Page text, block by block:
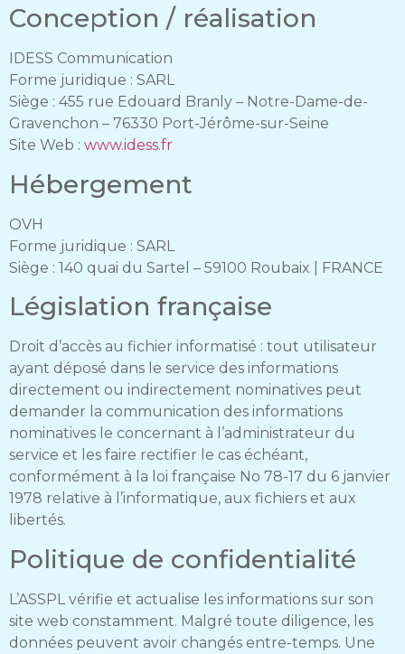
Conception / réalisation
IDESS Communication
Forme juridique : SARL
Siège : 455 rue Edouard Branly – Notre-Dame-de-
Gravenchon – 76330 Port-Jérôme-sur-Seine
Site Web : www.idess.fr
Hébergement
OVH
Forme juridique : SARL
Siège : 140 quai du Sartel – 59100 Roubaix | FRANCE
Législation française
Droit d’accès au fichier informatisé : tout utilisateur
ayant déposé dans le service des informations
directement ou indirectement nominatives peut
demander la communication des informations
nominatives le concernant à l’administrateur du
service et les faire rectifier le cas échéant,
conformément à la loi française No 78-17 du 6 janvier
1978 relative à l’informatique, aux fichiers et aux
libertés.
Politique de confidentialité
L’ASSPL vérifie et actualise les informations sur son
site web constamment. Malgré toute diligence, les
données peuvent avoir changés entre-temps. Une